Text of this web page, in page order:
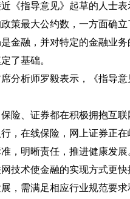
指导意见》起草的人士表
策最大公约数，一方面确
金融，并对特定的金融业
了基础。
分析师罗毅表示，《指导
、证券都在积极拥抱互联
，在线保险，网上证券正在
明晰责任，推进健康发展
技术使金融的实现方式更
，需满足相应行业规范要求